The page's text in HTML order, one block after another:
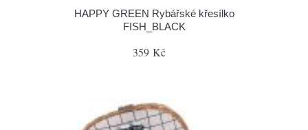
HAPPY GREEN Rybářské křesílko
FISH_BLACK
359 Kč